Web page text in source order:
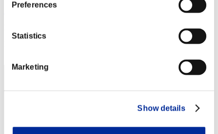
Preferences
Statistics
Marketing
Show details